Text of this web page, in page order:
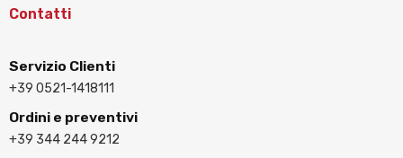
Contatti
Servizio Clienti
+39 0521-1418111
Ordini e preventivi
+39 344 244 9212